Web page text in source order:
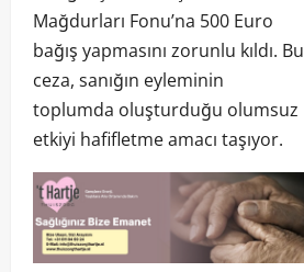
Mağdurları Fonu’na 500 Euro
bağış yapmasını zorunlu kıldı. Bu
ceza, sanığın eyleminin
toplumda oluşturduğu olumsuz
etkiyi hafifletme amacı taşıyor.